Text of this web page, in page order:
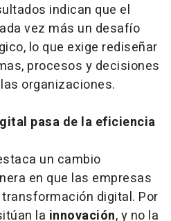
indican que el
vez más un desafío
lo que exige rediseñar
procesos y decisiones
organizaciones.
pasa de la eficiencia
un cambio
en que las empresas
digital. Por
la innovación, y no la